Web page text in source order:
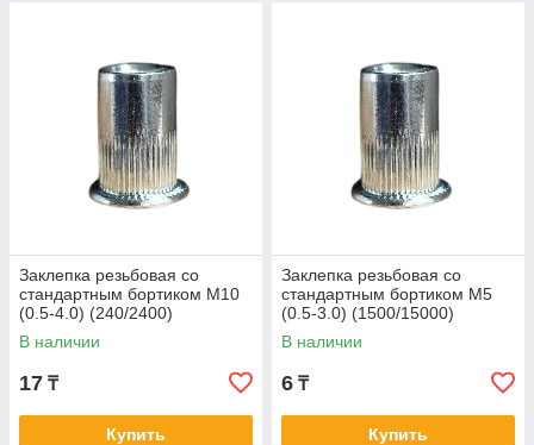
Заклепка резьбовая со
стандартным бортиком М10
(0.5-4.0) (240/2400)
В наличии
17 ₸
Купить
Заклепка резьбовая со
стандартным бортиком М5
(0.5-3.0) (1500/15000)
В наличии
6 ₸
Купить